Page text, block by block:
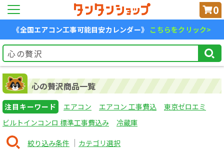
0
《全国エアコン工事可能目安カレンダー》 こちらをクリック>
心の贅沢商品一覧
注目キーワード エアコン エアコン 工事費込
東京ゼロエミ
ビルトインコンロ 標準工事費込み
冷蔵庫
絞り込み条件 カテゴリ選択